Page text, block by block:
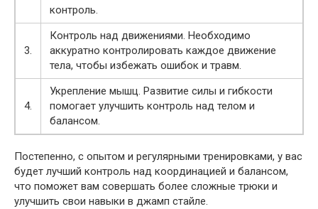
контроль.
3.
Контроль над движениями. Необходимо
аккуратно контролировать каждое движение
тела, чтобы избежать ошибок и травм.
4.
Укрепление мышц. Развитие силы и гибкости
помогает улучшить контроль над телом и
балансом.
Постепенно, с опытом и регулярными тренировками, у вас
будет лучший контроль над координацией и балансом,
что поможет вам совершать более сложные трюки и
улучшить свои навыки в джамп стайле.